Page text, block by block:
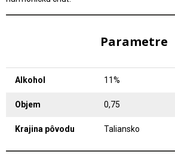
Parametre
Alkohol 11%
Objem 0,75
Krajina pôvodu Taliansko